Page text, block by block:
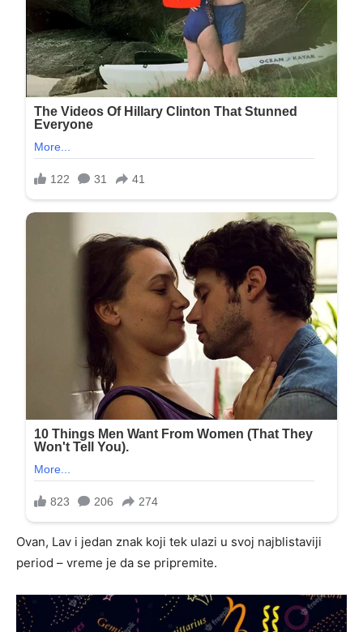
Ovan, Lav i jedan znak koji tek ulazi u svoj najblistaviji
period – vreme je da se pripremite.